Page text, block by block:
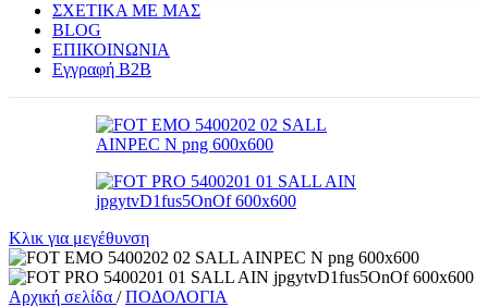
ΣΧΕΤΙΚΑ ΜΕ ΜΑΣ
BLOG
ΕΠΙΚΟΙΝΩΝΙΑ
Εγγραφή Β2Β
Κλικ για μεγέθυνση
Αρχική σελίδα / ΠΟΔΟΛΟΓΙΑ